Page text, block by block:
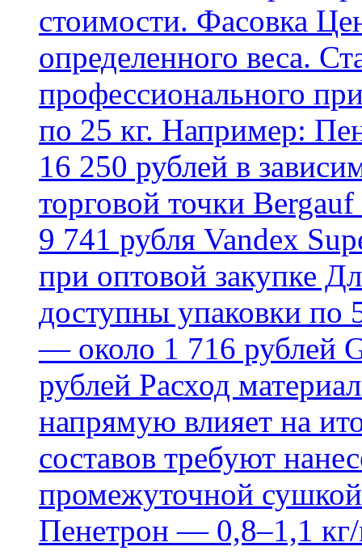
стоимости. Фасовка
определенного веса.
профессионального
по 25 кг. Например:
16 250 рублей в
торговой точки
9 741 рубля Vandex
при оптовой закупке
доступны упаковки по
— около 1 716 рублей
рублей Расход
напрямую влияет на
составов требуют
промежуточной
Пенетрон — 0,8–1,1 кг/